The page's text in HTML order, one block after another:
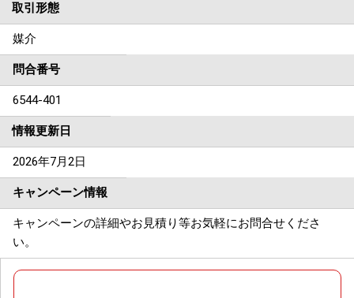
取引形態
媒介
問合番号
6544-401
情報更新日
2026年7月2日
キャンペーン情報
キャンペーンの詳細やお見積り等お気軽にお問合せくださ
い。